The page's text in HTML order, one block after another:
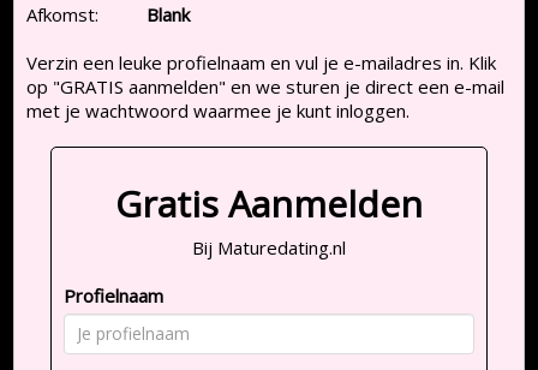
Afkomst:
Blank
Verzin een leuke profielnaam en vul je e-mailadres in. Klik
op "GRATIS aanmelden" en we sturen je direct een e-mail
met je wachtwoord waarmee je kunt inloggen.
Gratis Aanmelden
Bij Maturedating.nl
Profielnaam